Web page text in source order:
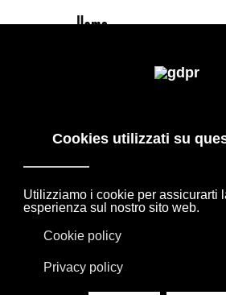
MIGLIORE
FLEXFORM, MOOOI.
LIMONTA. ILLUMINAZIONE
OLUCE.